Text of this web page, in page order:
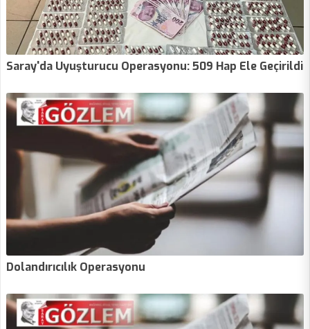
Saray'da Uyuşturucu Operasyonu: 509 Hap Ele Geçirildi
Dolandırıcılık Operasyonu